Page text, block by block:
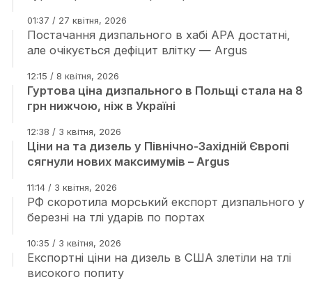
01:37 / 27 квітня, 2026
Постачання дизпального в хабі АРА достатні,
але очікується дефіцит влітку — Argus
12:15 / 8 квітня, 2026
Гуртова ціна дизпального в Польщі стала на 8
грн нижчою, ніж в Україні
12:38 / 3 квітня, 2026
Ціни на та дизель у Північно-Західній Європі
сягнули нових максимумів – Argus
11:14 / 3 квітня, 2026
РФ скоротила морський експорт дизпального у
березні на тлі ударів по портах
10:35 / 3 квітня, 2026
Експортні ціни на дизель в США злетіли на тлі
високого попиту